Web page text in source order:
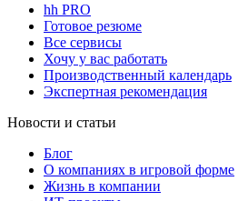
hh PRO
Готовое резюме
Все сервисы
Хочу у вас работать
Производственный календарь
Экспертная рекомендация
Новости и статьи
Блог
О компаниях в игровой форме
Жизнь в компании